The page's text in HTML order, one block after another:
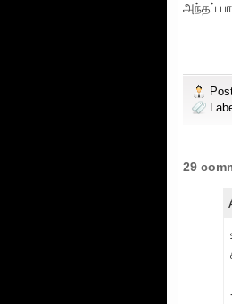
அந்தப்
29